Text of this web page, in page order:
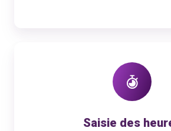
Saisie des
des
heures